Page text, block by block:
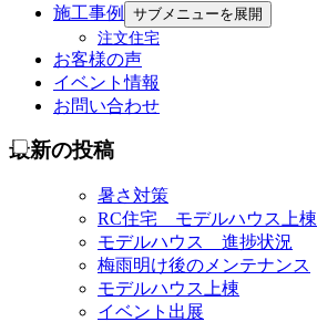
施工事例
サブメニューを展開
注文住宅
お客様の声
イベント情報
お問い合わせ
最新の投稿
暑さ対策
RC住宅 モデルハウス上棟
モデルハウス 進捗状況
梅雨明け後のメンテナンス
モデルハウス上棟
イベント出展